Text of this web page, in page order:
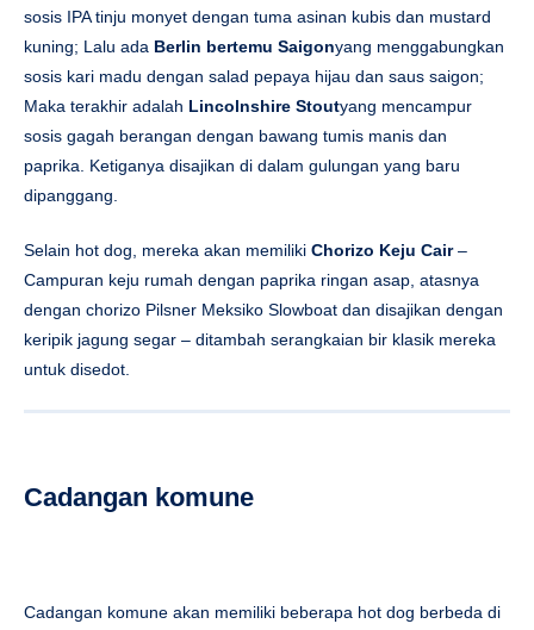
sosis IPA tinju monyet dengan tuma asinan kubis dan mustard
kuning; Lalu ada Berlin bertemu Saigonyang menggabungkan
sosis kari madu dengan salad pepaya hijau dan saus saigon;
Maka terakhir adalah Lincolnshire Stoutyang mencampur
sosis gagah berangan dengan bawang tumis manis dan
paprika. Ketiganya disajikan di dalam gulungan yang baru
dipanggang.
Selain hot dog, mereka akan memiliki Chorizo ​​Keju Cair–
Campuran keju rumah dengan paprika ringan asap, atasnya
dengan chorizo ​​Pilsner Meksiko Slowboat dan disajikan dengan
keripik jagung segar – ditambah serangkaian bir klasik mereka
untuk disedot.
Cadangan komune
Cadangan komune akan memiliki beberapa hot dog berbeda di